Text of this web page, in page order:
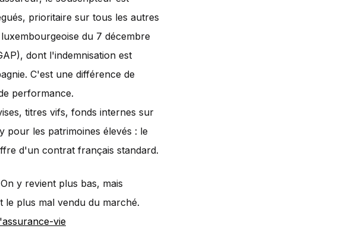
prioritaire sur tous les autres
du 7 décembre
dont l'indemnisation est
C'est une différence de
performance.
titres vifs, fonds internes sur
pour les patrimoines élevés : le
d'un contrat français standard.
y revient plus bas, mais
plus mal vendu du marché.
vie